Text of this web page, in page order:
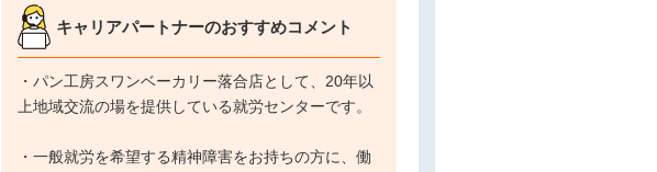
キャリアパートナーのおすすめコメント
・パン工房スワンベーカリー落合店として、20年以
上地域交流の場を提供している就労センターです。
・一般就労を希望する精神障害をお持ちの方に、働